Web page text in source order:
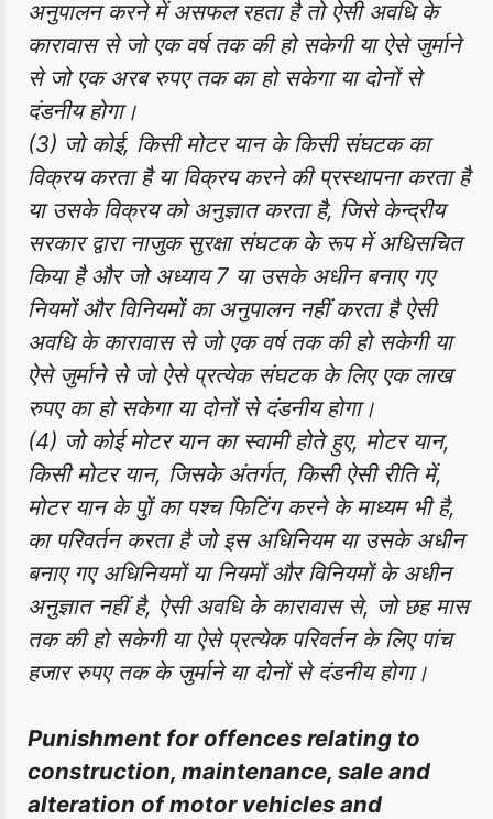
अनुपालन करने में असफल रहता है तो ऐसी अवधि के
कारावास से जो एक वर्ष तक की हो सकेगी या ऐसे जुर्माने
से जो एक अरब रुपए तक का हो सकेगा या दोनों से
दंडनीय होगा।
(3) जो कोई, किसी मोटर यान के किसी संघटक का
विक्रय करता है या विक्रय करने की प्रस्थापना करता है
या उसके विक्रय को अनुज्ञात करता है, जिसे केन्द्रीय
सरकार द्वारा नाजुक सुरक्षा संघटक के रूप में अधिसचित
किया है और जो अध्याय 7 या उसके अधीन बनाए गए
नियमों और विनियमों का अनुपालन नहीं करता है ऐसी
अवधि के कारावास से जो एक वर्ष तक की हो सकेगी या
ऐसे जुर्माने से जो ऐसे प्रत्येक संघटक के लिए एक लाख
रुपए का हो सकेगा या दोनों से दंडनीय होगा।
(4) जो कोई मोटर यान का स्वामी होते हुए, मोटर यान,
किसी मोटर यान, जिसके अंतर्गत, किसी ऐसी रीति में,
मोटर यान के पुों का पश्च फिटिंग करने के माध्यम भी है,
का परिवर्तन करता है जो इस अधिनियम या उसके अधीन
बनाए गए अधिनियमों या नियमों और विनियमों के अधीन
अनुज्ञात नहीं है, ऐसी अवधि के कारावास से, जो छह मास
तक की हो सकेगी या ऐसे प्रत्येक परिवर्तन के लिए पांच
हजार रुपए तक के जुर्माने या दोनों से दंडनीय होगा।
Punishment for offences relating to
construction, maintenance, sale and
alteration of motor vehicles and